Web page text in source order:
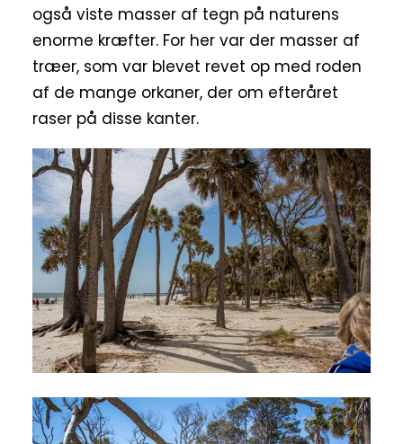
også viste masser af tegn på naturens
enorme kræfter. For her var der masser af
træer, som var blevet revet op med roden
af de mange orkaner, der om efteråret
raser på disse kanter.